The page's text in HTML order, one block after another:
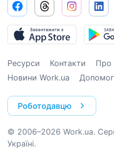
Ресурси Контакти Про
Новини Work.ua
Роботодавцю
© 2006–2026 Work.ua.
Україні.